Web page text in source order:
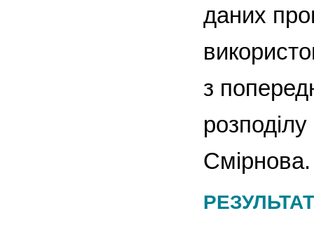
даних
з
Смірнова.